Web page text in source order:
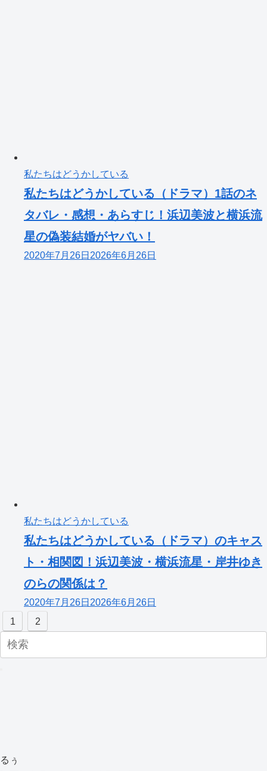
私たちはどうかしている
私たちはどうかしている（ドラマ）1話のネ
タバレ・感想・あらすじ！浜辺美波と横浜流
星の偽装結婚がヤバい！
2020年7月26日 2026年6月26日
私たちはどうかしている
私たちはどうかしている（ドラマ）のキャス
ト・相関図！浜辺美波・横浜流星・岸井ゆき
のらの関係は？
2020年7月26日 2026年6月26日
1
2
るぅ